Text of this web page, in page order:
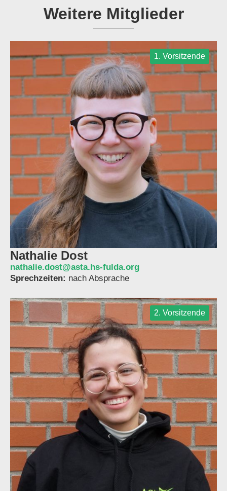
Weitere Mitglieder
1. Vorsitzende
Nathalie Dost
nathalie.dost@asta.hs-fulda.org
Sprechzeiten: nach Absprache
2. Vorsitzende